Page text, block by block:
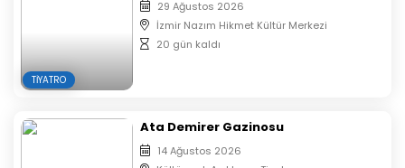
“Limon bahçesi mi? Babam onu yol yapsınlar diye sattı,
ara sıra arabalar kaza yapıyor, iyi yani iyi her şey
yolunda…“
TIYATRO
29 Ağustos 2026
İzmir Nazım Hikmet Kültür Merkezi
20 gün kaldı
Ata Demirer Gazinosu
14 Ağustos 2026